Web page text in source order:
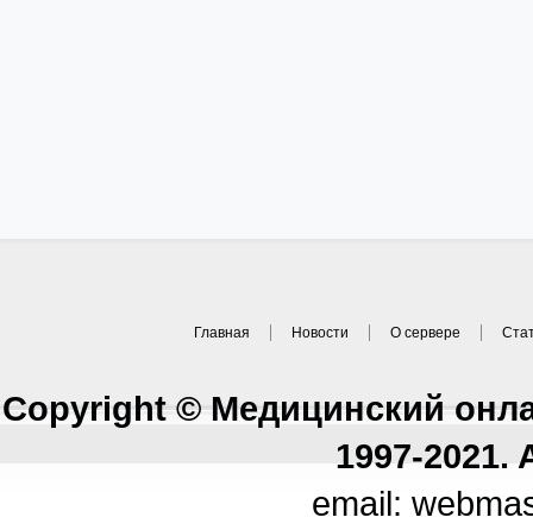
Главная Новости О сервере
Copyright © Медицинский
1997-2021.
email: